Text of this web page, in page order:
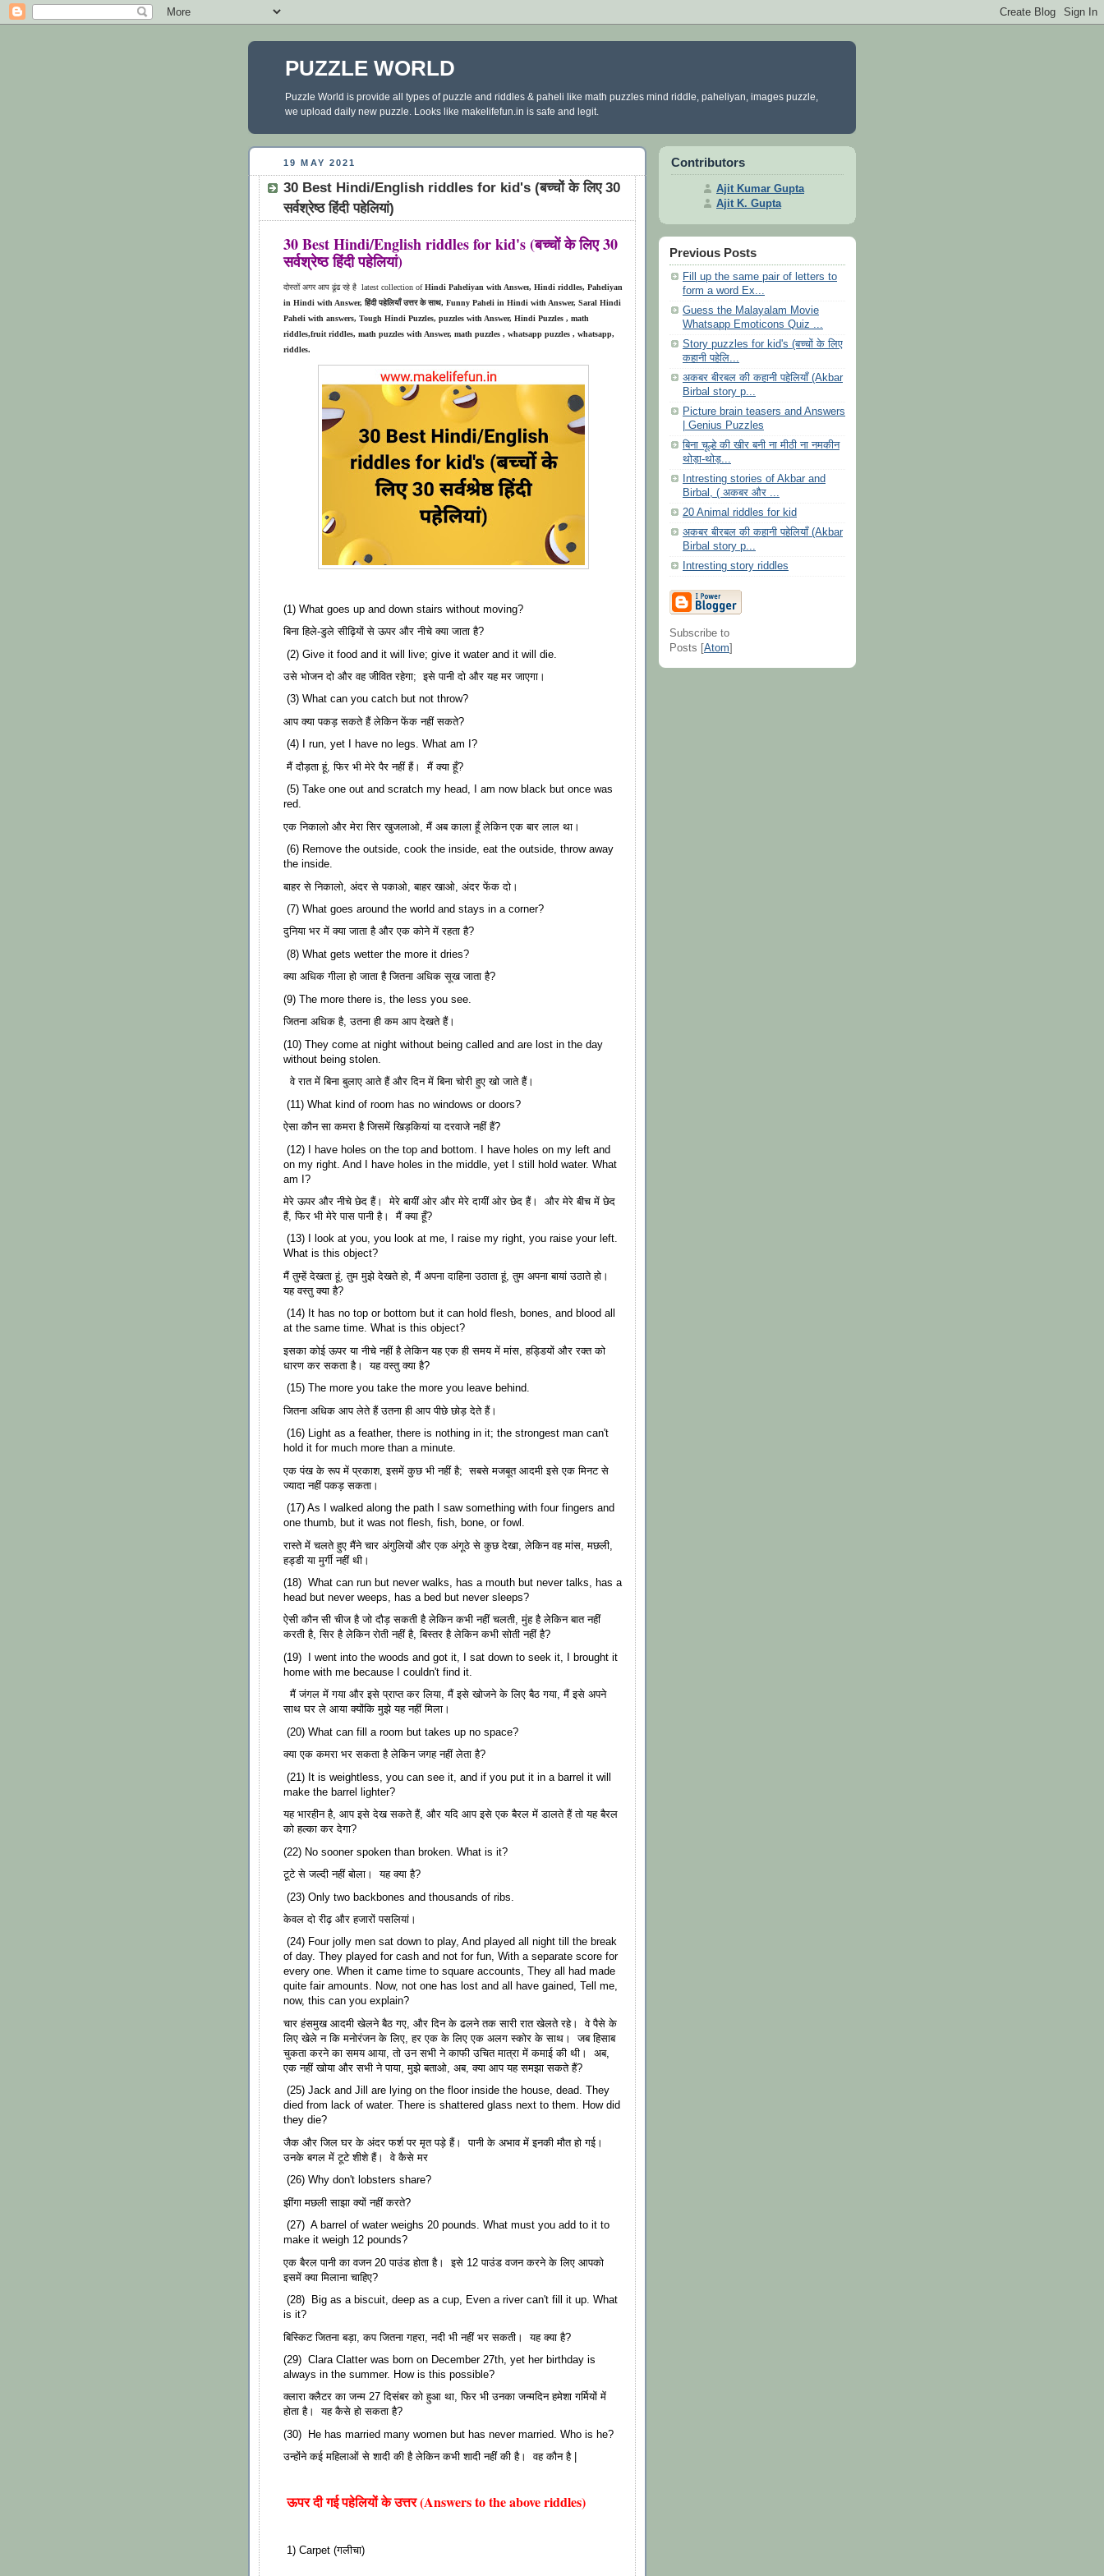
PUZZLE WORLD
Puzzle World is provide all types of puzzle and riddles & paheli like math puzzles mind riddle, paheliyan, images puzzle,
we upload daily new puzzle. Looks like makelifefun.in is safe and legit.
19 MAY 2021
30 Best Hindi/English riddles for kid's (बच्चों के लिए 30
सर्वश्रेष्ठ हिंदी पहेलियां)
30 Best Hindi/English riddles for kid's (बच्चों के लिए 30
सर्वश्रेष्ठ हिंदी पहेलियां)
दोस्तों अगर आप ढूंढ रहे है latest collection ofHindi Paheliyan with Answer, Hindi riddles, Paheliyan
in Hindi with Answer, हिंदी पहेलियाँ उत्तर के साथ, Funny Paheli in Hindi with Answer, Saral Hindi
Paheli with answers, Tough Hindi Puzzles, puzzles with Answer, Hindi Puzzles , math
riddles,fruit riddles, math puzzles with Answer, math puzzles , whatsapp puzzles , whatsapp,
riddles.
(1) What goes up and down stairs without moving?
बिना हिले-डुले सीढ़ियों से ऊपर और नीचे क्या जाता है?
(2) Give it food and it will live; give it water and it will die.
उसे भोजन दो और वह जीवित रहेगा; इसे पानी दो और यह मर जाएगा।
(3) What can you catch but not throw?
आप क्या पकड़ सकते हैं लेकिन फेंक नहीं सकते?
(4) I run, yet I have no legs. What am I?
मैं दौड़ता हूं, फिर भी मेरे पैर नहीं हैं। मैं क्या हूँ?
(5) Take one out and scratch my head, I am now black but once was
red.
एक निकालो और मेरा सिर खुजलाओ, मैं अब काला हूँ लेकिन एक बार लाल था।
(6) Remove the outside, cook the inside, eat the outside, throw away
the inside.
बाहर से निकालो, अंदर से पकाओ, बाहर खाओ, अंदर फेंक दो।
(7) What goes around the world and stays in a corner?
दुनिया भर में क्या जाता है और एक कोने में रहता है?
(8) What gets wetter the more it dries?
क्या अधिक गीला हो जाता है जितना अधिक सूख जाता है?
(9) The more there is, the less you see.
जितना अधिक है, उतना ही कम आप देखते हैं।
(10) They come at night without being called and are lost in the day
without being stolen.
वे रात में बिना बुलाए आते हैं और दिन में बिना चोरी हुए खो जाते हैं।
(11) What kind of room has no windows or doors?
ऐसा कौन सा कमरा है जिसमें खिड़कियां या दरवाजे नहीं हैं?
(12) I have holes on the top and bottom. I have holes on my left and
on my right. And I have holes in the middle, yet I still hold water. What
am I?
मेरे ऊपर और नीचे छेद हैं। मेरे बायीं ओर और मेरे दायीं ओर छेद हैं। और मेरे बीच में छेद
हैं, फिर भी मेरे पास पानी है। मैं क्या हूँ?
(13) I look at you, you look at me, I raise my right, you raise your left.
What is this object?
मैं तुम्हें देखता हूं, तुम मुझे देखते हो, मैं अपना दाहिना उठाता हूं, तुम अपना बायां उठाते हो।
यह वस्तु क्या है?
(14) It has no top or bottom but it can hold flesh, bones, and blood all
at the same time. What is this object?
इसका कोई ऊपर या नीचे नहीं है लेकिन यह एक ही समय में मांस, हड्डियों और रक्त को
धारण कर सकता है। यह वस्तु क्या है?
(15) The more you take the more you leave behind.
जितना अधिक आप लेते हैं उतना ही आप पीछे छोड़ देते हैं।
(16) Light as a feather, there is nothing in it; the strongest man can't
hold it for much more than a minute.
एक पंख के रूप में प्रकाश, इसमें कुछ भी नहीं है; सबसे मजबूत आदमी इसे एक मिनट से
ज्यादा नहीं पकड़ सकता।
(17) As I walked along the path I saw something with four fingers and
one thumb, but it was not flesh, fish, bone, or fowl.
रास्ते में चलते हुए मैंने चार अंगुलियों और एक अंगूठे से कुछ देखा, लेकिन वह मांस, मछली,
हड्डी या मुर्गी नहीं थी।
(18) What can run but never walks, has a mouth but never talks, has a
head but never weeps, has a bed but never sleeps?
ऐसी कौन सी चीज है जो दौड़ सकती है लेकिन कभी नहीं चलती, मुंह है लेकिन बात नहीं
करती है, सिर है लेकिन रोती नहीं है, बिस्तर है लेकिन कभी सोती नहीं है?
(19) I went into the woods and got it, I sat down to seek it, I brought it
home with me because I couldn't find it.
मैं जंगल में गया और इसे प्राप्त कर लिया, मैं इसे खोजने के लिए बैठ गया, मैं इसे अपने
साथ घर ले आया क्योंकि मुझे यह नहीं मिला।
(20) What can fill a room but takes up no space?
क्या एक कमरा भर सकता है लेकिन जगह नहीं लेता है?
(21) It is weightless, you can see it, and if you put it in a barrel it will
make the barrel lighter?
यह भारहीन है, आप इसे देख सकते हैं, और यदि आप इसे एक बैरल में डालते हैं तो यह बैरल
को हल्का कर देगा?
(22) No sooner spoken than broken. What is it?
टूटे से जल्दी नहीं बोला। यह क्या है?
(23) Only two backbones and thousands of ribs.
केवल दो रीढ़ और हजारों पसलियां।
(24) Four jolly men sat down to play, And played all night till the break
of day. They played for cash and not for fun, With a separate score for
every one. When it came time to square accounts, They all had made
quite fair amounts. Now, not one has lost and all have gained, Tell me,
now, this can you explain?
चार हंसमुख आदमी खेलने बैठ गए, और दिन के ढलने तक सारी रात खेलते रहे। वे पैसे के
लिए खेले न कि मनोरंजन के लिए, हर एक के लिए एक अलग स्कोर के साथ। जब हिसाब
चुकता करने का समय आया, तो उन सभी ने काफी उचित मात्रा में कमाई की थी। अब,
एक नहीं खोया और सभी ने पाया, मुझे बताओ, अब, क्या आप यह समझा सकते हैं?
(25) Jack and Jill are lying on the floor inside the house, dead. They
died from lack of water. There is shattered glass next to them. How did
they die?
जैक और जिल घर के अंदर फर्श पर मृत पड़े हैं। पानी के अभाव में इनकी मौत हो गई।
उनके बगल में टूटे शीशे हैं। वे कैसे मर
(26) Why don't lobsters share?
झींगा मछली साझा क्यों नहीं करते?
(27) A barrel of water weighs 20 pounds. What must you add to it to
make it weigh 12 pounds?
एक बैरल पानी का वजन 20 पाउंड होता है। इसे 12 पाउंड वजन करने के लिए आपको
इसमें क्या मिलाना चाहिए?
(28) Big as a biscuit, deep as a cup, Even a river can't fill it up. What
is it?
बिस्किट जितना बड़ा, कप जितना गहरा, नदी भी नहीं भर सकती। यह क्या है?
(29) Clara Clatter was born on December 27th, yet her birthday is
always in the summer. How is this possible?
क्लारा क्लैटर का जन्म 27 दिसंबर को हुआ था, फिर भी उनका जन्मदिन हमेशा गर्मियों में
होता है। यह कैसे हो सकता है?
(30) He has married many women but has never married. Who is he?
उन्होंने कई महिलाओं से शादी की है लेकिन कभी शादी नहीं की है। वह कौन है |
ऊपर दी गई पहेलियों के उत्तर (Answers to the above riddles)
1) Carpet (गलीचा)
Contributors
Ajit Kumar Gupta
Ajit K. Gupta
Previous Posts
Fill up the same pair of letters to
form a word Ex...
Guess the Malayalam Movie
Whatsapp Emoticons Quiz ...
Story puzzles for kid's (बच्चों के लिए
कहानी पहेलि...
अकबर बीरबल की कहानी पहेलियाँ (Akbar
Birbal story p...
Picture brain teasers and Answers
| Genius Puzzles
बिना चूल्हे की खीर बनी ना मीठी ना नमकीन
थोड़ा-थोड़...
Intresting stories of Akbar and
Birbal, ( अकबर और ...
20 Animal riddles for kid
अकबर बीरबल की कहानी पहेलियाँ (Akbar
Birbal story p...
Intresting story riddles
Subscribe to
Posts [Atom]